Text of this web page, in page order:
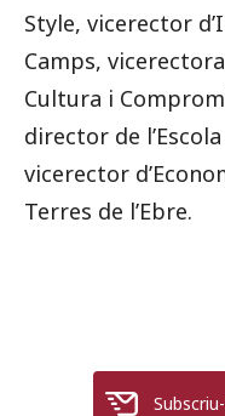
Style, vicerector
Camps,
Cultura i
director de
vicerector
Terres de l’Ebre.